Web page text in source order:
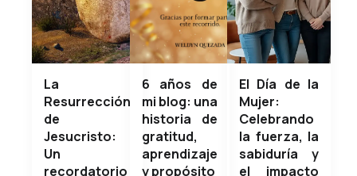
La
Resurrección
de
Jesucristo:
Un
recordatorio
6 años de
mi blog: una
historia de
gratitud,
aprendizaje
y propósito
El Día de la
Mujer:
Celebrando
la fuerza, la
sabiduría y
el impacto